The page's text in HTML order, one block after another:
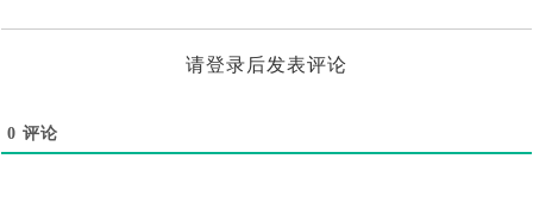
请登录后发表评论
0 评论